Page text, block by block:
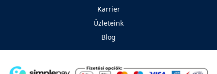
Karrier
Üzleteink
Blog